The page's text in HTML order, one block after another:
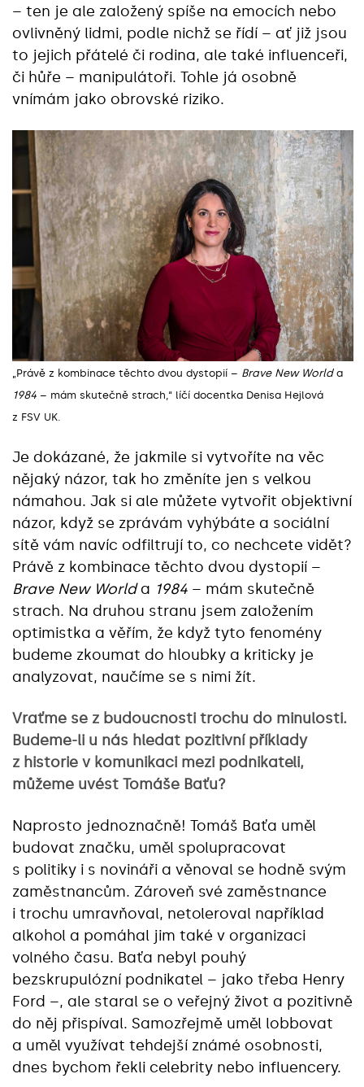
– ten je ale založený spíše na emocích nebo
ovlivněný lidmi, podle nichž se řídí – ať již jsou
to jejich přátelé či rodina, ale také influenceři,
či hůře – manipulátoři. Tohle já osobně
vnímám jako obrovské riziko.
„Právě z kombinace těchto dvou dystopií – Brave New Worlda
1984 – mám skutečně strach,“ líčí docentka Denisa Hejlová
z FSV UK.
Je dokázané, že jakmile si vytvoříte na věc
nějaký názor, tak ho změníte jen s velkou
námahou. Jak si ale můžete vytvořit objektivní
názor, když se zprávám vyhýbáte a sociální
sítě vám navíc odfiltrují to, co nechcete vidět?
Právě z kombinace těchto dvou dystopií –
Brave New Worlda 1984 – mám skutečně
strach. Na druhou stranu jsem založením
optimistka a věřím, že když tyto fenomény
budeme zkoumat do hloubky a kriticky je
analyzovat, naučíme se s nimi žít.
Vraťme se z budoucnosti trochu do minulosti.
Budeme-li u nás hledat pozitivní příklady
z historie v komunikaci mezi podnikateli,
můžeme uvést Tomáše Baťu?
Naprosto jednoznačně! Tomáš Baťa uměl
budovat značku, uměl spolupracovat
s politiky i s novináři a věnoval se hodně svým
zaměstnancům. Zároveň své zaměstnance
i trochu umravňoval, netoleroval například
alkohol a pomáhal jim také v organizaci
volného času. Baťa nebyl pouhý
bezskrupulózní podnikatel – jako třeba Henry
Ford –, ale staral se o veřejný život a pozitivně
do něj přispíval. Samozřejmě uměl lobbovat
a uměl využívat tehdejší známé osobnosti,
dnes bychom řekli celebrity nebo influencery.